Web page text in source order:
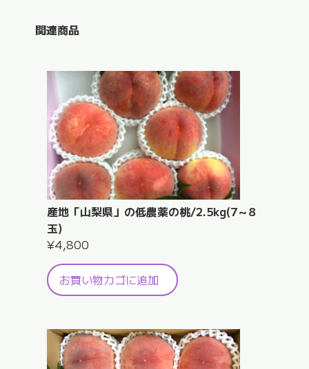
～
15
玉)
個
関連商品
産地「山梨県」の低農薬の桃/2.5kg(7～8
玉)
¥4,800
お買い物カゴに追加